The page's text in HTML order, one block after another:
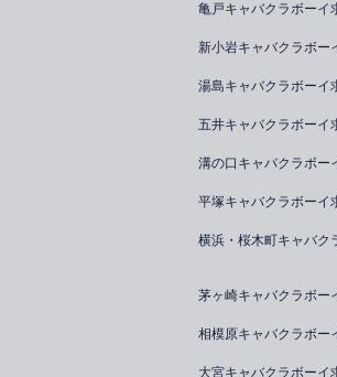
亀戸キャバクラボーイ
新小岩キャバクラボー
湯島キャバクラボーイ
五井キャバクラボーイ
溝の口キャバクラボー
平塚キャバクラボーイ
横浜・桜木町キャバク
茅ヶ崎キャバクラボー
相模原キャバクラボー
大宮キャバクラボーイ